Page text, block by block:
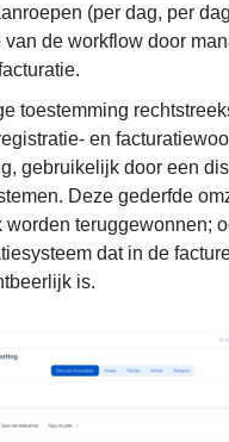
(per dag, per
de workflow door
toestemming
en
gebruikelijk door een
Deze gederfde
teruggewonnen;
dat in de
is.